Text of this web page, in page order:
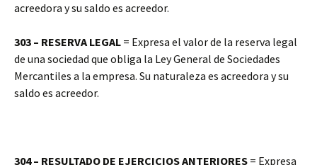
acreedora y su saldo es acreedor.
303 – RESERVA LEGAL = Expresa el valor de la reserva legal
de una sociedad que obliga la Ley General de Sociedades
Mercantiles a la empresa. Su naturaleza es acreedora y su
saldo es acreedor.
304 – RESULTADO DE EJERCICIOS ANTERIORES = Expresa